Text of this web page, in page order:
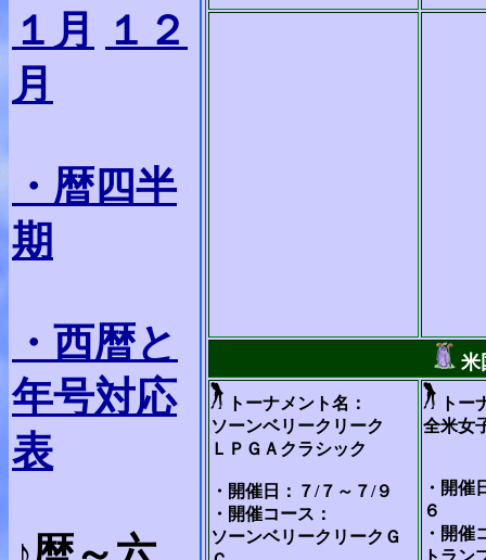
１月
１２
月
・暦四半
期
・西暦と
年号対応
表
米
トーナメント名：
ソーンベリークリーク
ＬＰＧＡクラシック
・開催日：７/７～７/９
・開催コース：
ソーンベリークリークＧ
トー
全米女
・開催
６
・開催
トラン